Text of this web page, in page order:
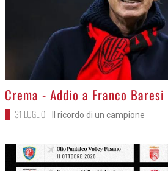
>
Crema - Addio a Franco Baresi
31 LUGLIO Il ricordo di un campione